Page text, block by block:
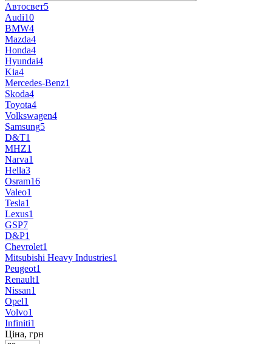
Автосвет5
Audi10
BMW4
Mazda4
Honda4
Hyundai4
Kia4
Mercedes-Benz1
Skoda4
Toyota4
Volkswagen4
Samsung5
D&T1
MHZ1
Narva1
Hella3
Osram16
Valeo1
Tesla1
Lexus1
GSP7
D&P1
Chevrolet1
Mitsubishi Heavy Industries1
Peugeot1
Renault1
Nissan1
Opel1
Volvo1
Infiniti1
Ціна, грн